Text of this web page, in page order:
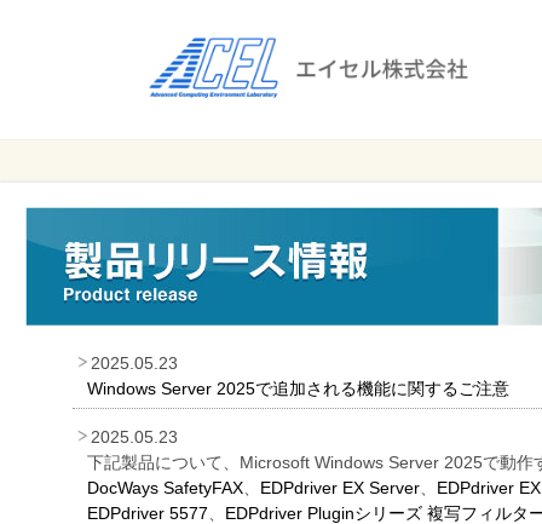
株式会社
の
効
コ
ス
ト
削
2025.05.23
Windows Server 2025で追加される機能に関するご注意
2025.05.23
下記製品について、Microsoft Windows Server 2025で動作
DocWays SafetyFAX
EDPdriver EX Server EDPdriver EX
EDPdriver 5577
EDPdriver Pluginシリーズ 複写フィルタ
セ
株
式
会
社